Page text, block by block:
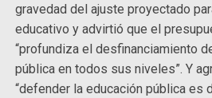
gravedad del ajuste proyectado
educativo y advirtió que el
“profundiza el desfinanciamiento
pública en todos sus niveles”. Y
“defender la educación pública es